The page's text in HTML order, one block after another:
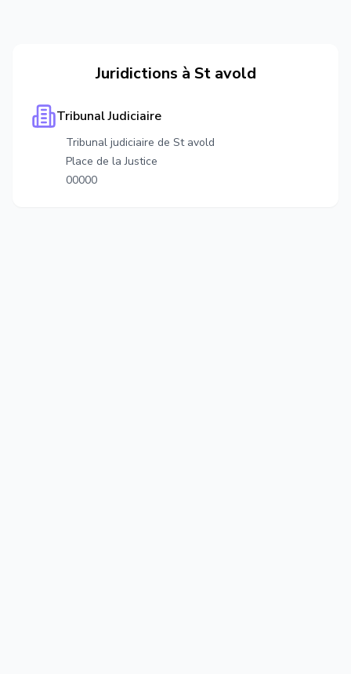
Juridictions à St avold
Tribunal Judiciaire
Tribunal judiciaire de St avold
Place de la Justice
00000